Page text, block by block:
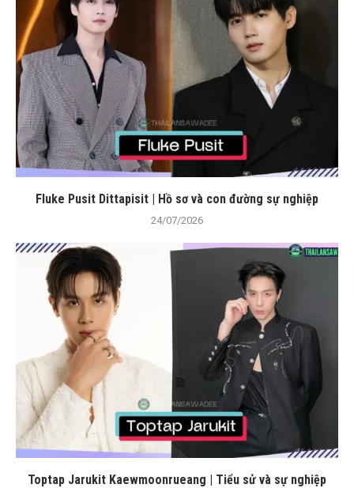
Fluke Pusit Dittapisit | Hồ sơ và con đường sự nghiệp
24/07/2026
Toptap Jarukit Kaewmoonrueang | Tiểu sử và sự nghiệp